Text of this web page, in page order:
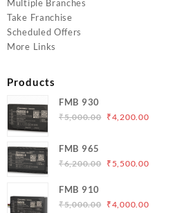
Multiple Branches
Take Franchise
Scheduled Offers
More Links
Products
FMB 930
₹5,000.00 Original
₹5,000.00.
₹4,200.00Current
FMB 965
₹6,200.00 Original
₹6,200.00.
₹ 5,500.00Current
₹5,500.00.
FMB 910
₹5,000.00 Original
₹4,000.00Current